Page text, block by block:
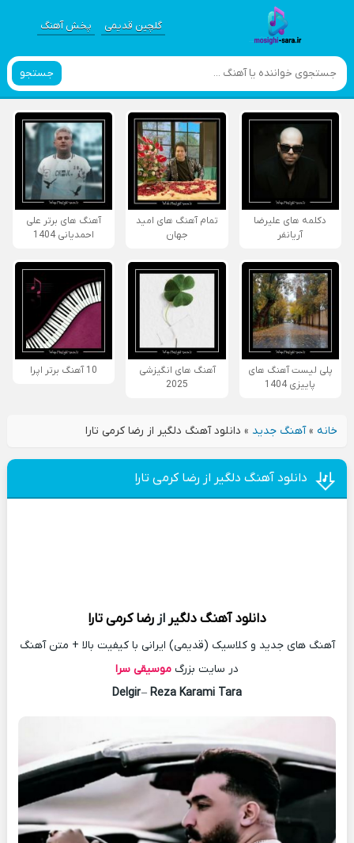
گلچین قدیمی پخش آهنگ
جستجو
دکلمه های علیرضا
آریانفر
تمام آهنگ های امید
جهان
آهنگ های برتر علی
احمدیانی 1404
پلی لیست آهنگ های
پاییزی 1404
آهنگ های انگیزشی
2025
10 آهنگ برتر اپرا
خانه»آهنگ جدید » دانلود آهنگ دلگیر از رضا کرمی تارا
دانلود آهنگ دلگیر از رضا کرمی تارا
دانلود آهنگدلگیر ازرضا کرمی تارا
آهنگ های جدید و کلاسیک (قدیمی) ایرانی با کیفیت بالا + متن آهنگ
در سایت بزرگ موسیقی سرا
Delgir– Reza Karami Tara